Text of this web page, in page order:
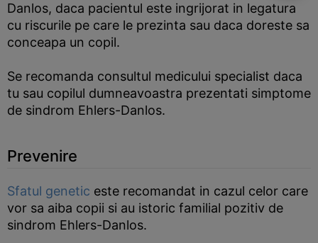
Danlos, daca pacientul este ingrijorat in legatura
cu riscurile pe care le prezinta sau daca doreste sa
conceapa un copil.
Se recomanda consultul medicului specialist daca
tu sau copilul dumneavoastra prezentati simptome
de sindrom Ehlers-Danlos.
Prevenire
Sfatul genetic este recomandat in cazul celor care
vor sa aiba copii si au istoric familial pozitiv de
sindrom Ehlers-Danlos.